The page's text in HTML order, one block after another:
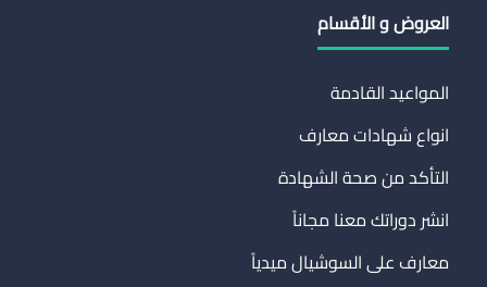
العروض و الأقسام
المواعيد القادمة
انواع شهادات معارف
التأكد من صحة الشهادة
انشر دوراتك معنا مجاناً
معارف على السوشيال ميدياً